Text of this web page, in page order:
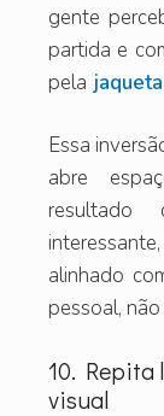
gente
partida e
pela jaqueta
Essa
abre
alinhado
pessoal,
10. Repita
visual